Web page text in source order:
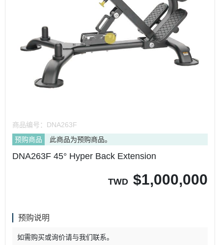
商品编号： DNA263F
预购商品
此商品为预购商品。
DNA263F 45° Hyper Back Extension
TWD $1,000,000
预购说明
如需购买或询价请与我们联系。